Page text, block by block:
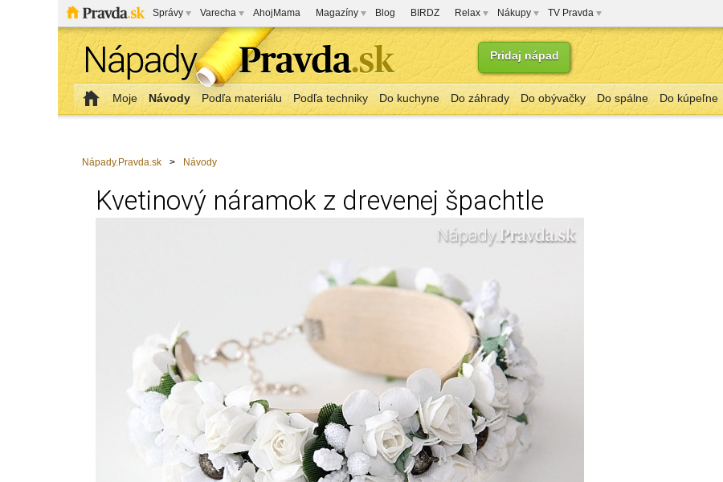
Správy Varecha AhojMama Magazíny Blog BIRDZ Relax Nákupy TV Pravda
Pridaj nápad
Moje Návody Podľa materiálu Podľa techniky Do kuchyne Do záhrady Do obývačky Do spálne Do kúpeľne
Nápady.Pravda.sk > Návody
Kvetinový náramok z drevenej špachtle